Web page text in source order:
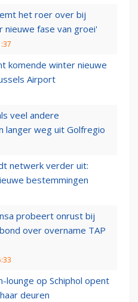
het roer over bij
nieuwe fase van groei'
komende winter nieuwe
Airport
veel andere
langer weg uit Golfregio
netwerk verder uit:
bestemmingen
probeert onrust bij
over overname TAP
lounge op Schiphol opent
deuren